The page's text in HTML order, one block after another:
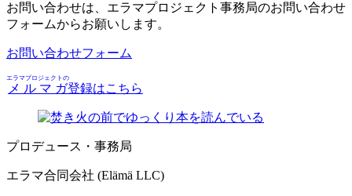
お問い合わせは、エラマプロジェクト事務局のお問い合わせ
フォームからお願いします。
お問い合わせフォーム
メルマガ
エラマプロジェクトの
登録はこちら
プロデュース・事務局
エラマ合同会社 (Elämä LLC)